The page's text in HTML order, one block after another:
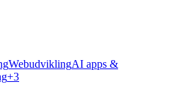
WebudviklingAI apps &
+3